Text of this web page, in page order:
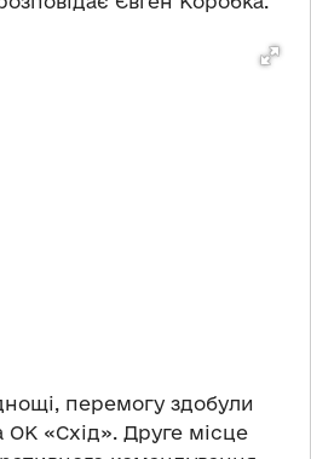
перемогу здобули
ОК «Схід». Друге місце